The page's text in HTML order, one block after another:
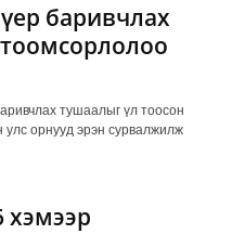
баривчлах
тушаалыг үл тоосон
улс орнууд эрэн сурвалжилж
хэмээр